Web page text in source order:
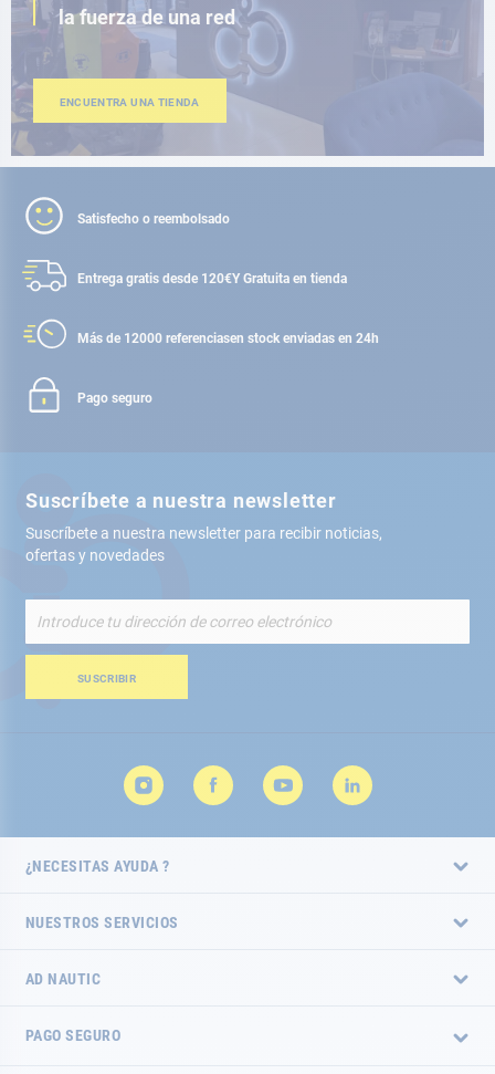
la fuerza de una red
ENCUENTRA UNA TIENDA
Satisfecho o reembolsado
Entrega gratis desde 120€Y Gratuita en tienda
Más de 12000 referenciasen stock enviadas en 24h
Pago seguro
Suscríbete a nuestra newsletter
Suscríbete a nuestra newsletter para recibir noticias,
ofertas y novedades
nuestro
de
SUSCRIBIR
¿NECESITAS AYUDA ?
NUESTROS SERVICIOS
AD NAUTIC
PAGO SEGURO